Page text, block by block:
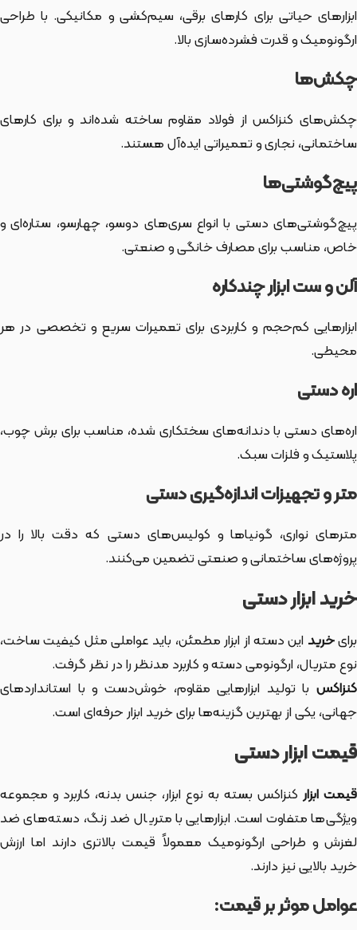
ابزارهای حیاتی برای کارهای برقی، سیم‌کشی و مکانیکی. با طراحی
ارگونومیک و قدرت فشرده‌سازی بالا.
چکش‌ها
چکش‌های کنزاکس از فولاد مقاوم ساخته شده‌اند و برای کارهای
ساختمانی، نجاری و تعمیراتی ایده‌آل هستند.
پیچ‌گوشتی‌ها
پیچ‌گوشتی‌های دستی با انواع سری‌های دوسو، چهارسو، ستاره‌ای و
خاص، مناسب برای مصارف خانگی و صنعتی.
آلن و ست ابزار چندکاره
ابزارهایی کم‌حجم و کاربردی برای تعمیرات سریع و تخصصی در هر
محیطی.
اره دستی
اره‌های دستی با دندانه‌های سختکاری شده، مناسب برای برش چوب،
پلاستیک و فلزات سبک.
متر و تجهیزات اندازه‌گیری دستی
مترهای نواری، گونیاها و کولیس‌های دستی که دقت بالا را در
پروژه‌های ساختمانی و صنعتی تضمین می‌کنند.
خرید ابزار دستی
برایخرید این دسته از ابزارمطمئن، باید عواملی مثل کیفیت ساخت،
نوع متریال، ارگونومی دسته و کاربرد مدنظر را در نظر گرفت.
کنزاکس با تولید ابزارهایی مقاوم، خوش‌دست و با استانداردهای
جهانی، یکی از بهترین گزینه‌ها برای خرید ابزار حرفه‌ای است.
قیمت ابزار دستی
قیمت ابزار کنزاکس بسته به نوع ابزار، جنس بدنه، کاربرد و مجموعه
ویژگی‌ها متفاوت است. ابزارهایی با متریال ضد زنگ، دسته‌های ضد
لغزش و طراحی ارگونومیک معمولاً قیمت بالاتری دارند اما ارزش
خرید بالایی نیز دارند.
عوامل موثر بر قیمت: